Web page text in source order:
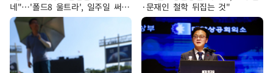
네"…'폴드8 울트라', 일주일 써보
니
·문재인 철학 뒤집는 것"